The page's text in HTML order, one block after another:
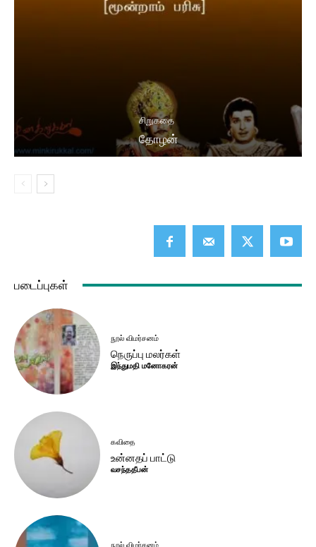
சிறுகதை
தோழன்
படைப்புகள்
நூல் விமர்சனம்
நெருப்பு மலர்கள்
இந்துமதி மனோகரன்
கவிதை
உன்னதப் பாட்டு
வசந்ததீபன்